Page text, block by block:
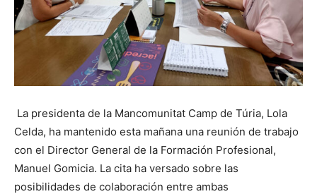
La presidenta de la Mancomunitat Camp de Túria, Lola
Celda, ha mantenido esta mañana una reunión de trabajo
con el Director General de la Formación Profesional,
Manuel Gomicia. La cita ha versado sobre las
posibilidades de colaboración entre ambas